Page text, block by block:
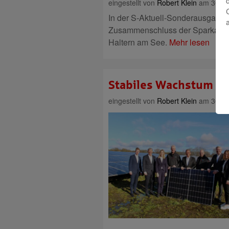
eingestellt von Robert Klein am 30.
In der S-Aktuell-
Zusammenschluss der
Haltern am See. Mehr lesen
Stabiles Wachstum
eingestellt von Robert Klein am 30.